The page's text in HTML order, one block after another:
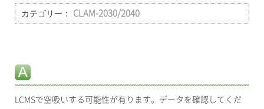
カテゴリー： CLAM-2030/2040
LCMSで空吸いする可能性が有ります。データを確認してくだ